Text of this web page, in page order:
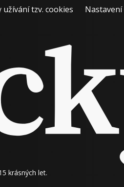
užívání tzv. cookies Nastavení
krásných let.